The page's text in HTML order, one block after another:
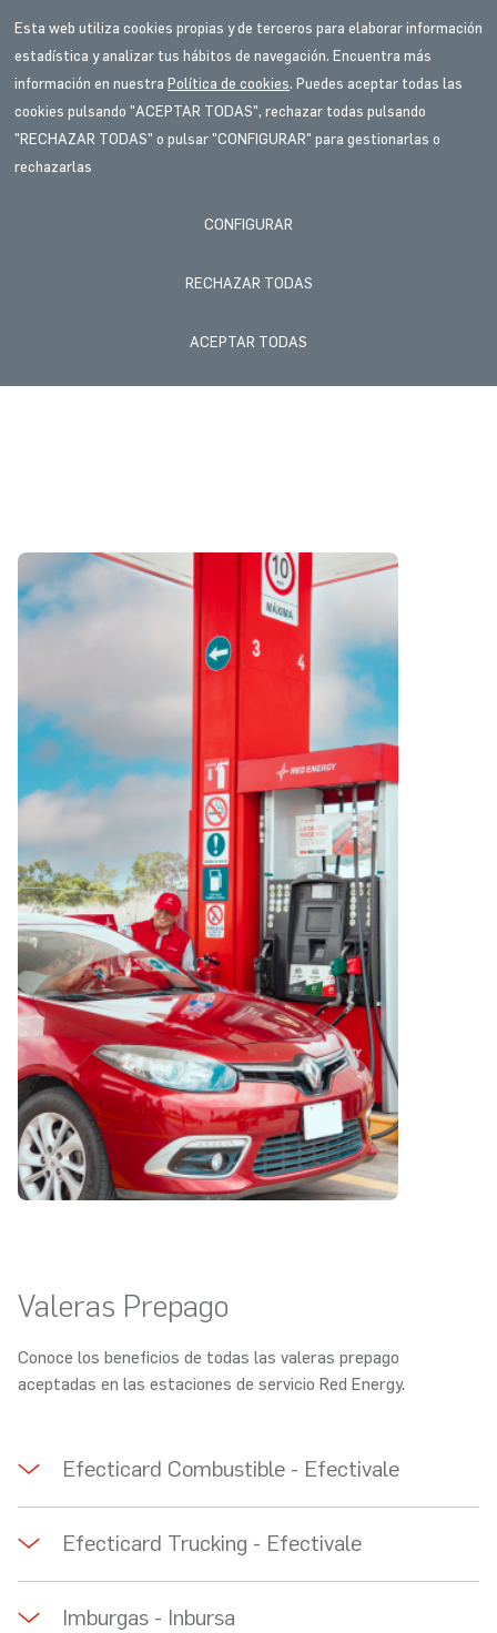
Esta web utiliza cookies propias y de terceros para elaborar información
estadística y analizar tus hábitos de navegación. Encuentra más
información en nuestra Política de cookies. Puedes aceptar todas las
cookies pulsando "ACEPTAR TODAS", rechazar todas pulsando
"RECHAZAR TODAS" o pulsar "CONFIGURAR" para gestionarlas o
rechazarlas
CONFIGURAR
RECHAZAR TODAS
ACEPTAR TODAS
FLOTILLAS
Modalidad Prepago
Descubre las valeras prepago aceptadas en nuestras estaciones
el combustible para tu red de flotillas.
Energy y disfruta de los múltiples beneficios de cada una de las
Valeras Prepago
Conoce los beneficios de todas las valeras prepago
aceptadas en las estaciones de servicio Red Energy.
Efecticard Combustible - Efectivale
Efecticard Trucking - Efectivale
Imburgas - Inbursa